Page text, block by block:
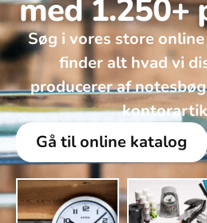
med 1.250+
Søg i vores store
finder alt hvad vi
producerer af
Gå til online katalog